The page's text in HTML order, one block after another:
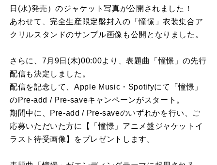
日(水)発売）のジャケット写真が公開されました！
あわせて、完全生産限定盤封入の「憧憬」衣装集合ア
クリルスタンドのサンプル画像も公開となりました。
さらに、7月9日(木)00:00より、表題曲「憧憬」の先行
配信も決定しました。
配信を記念して、Apple Music・Spotifyにて「憧憬」
のPre-add / Pre-saveキャンペーンがスタート。
期間中に、Pre-add / Pre-saveのいずれかを行い、ご
応募いただいた方に【「憧憬」アニメ盤ジャケットイ
ラスト待受画像】をプレゼントします。